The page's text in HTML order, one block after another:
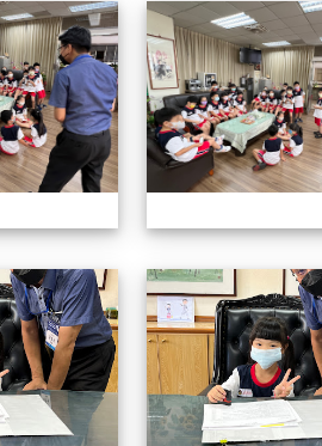
認識校長室活動
認識校長室活動